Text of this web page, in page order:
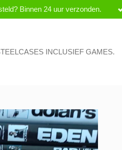
Binnen 24 uur verzonden.
INCLUSIEF GAMES.